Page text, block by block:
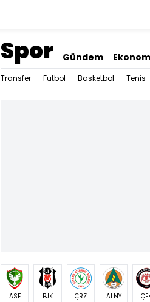
Spor Gündem
Transfer Futbol Basketbol Tenis
ASF BJK ÇRZ ALNY